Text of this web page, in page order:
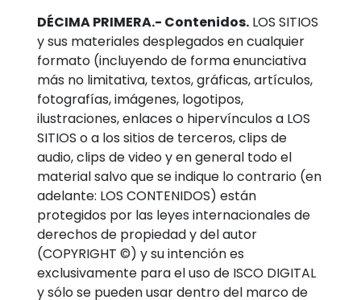
DÉCIMA PRIMERA.- Contenidos. LOS SITIOS
y sus materiales desplegados en cualquier
formato (incluyendo de forma enunciativa
más no limitativa, textos, gráficas, artículos,
fotografías, imágenes, logotipos,
ilustraciones, enlaces o hipervínculos a LOS
SITIOS o a los sitios de terceros, clips de
audio, clips de video y en general todo el
material salvo que se indique lo contrario (en
adelante: LOS CONTENIDOS) están
protegidos por las leyes internacionales de
derechos de propiedad y del autor
(COPYRIGHT ©) y su intención es
exclusivamente para el uso de ISCO DIGITAL
y sólo se pueden usar dentro del marco de